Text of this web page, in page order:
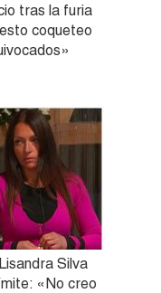
tras la furia
coqueteo
Silva
«No creo